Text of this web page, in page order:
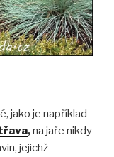
jako je například
,na jaře nikdy
jejichž